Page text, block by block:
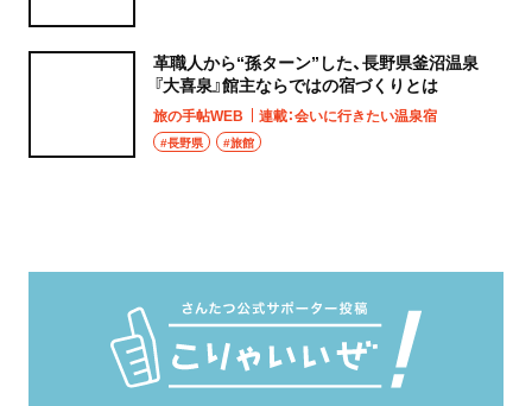
革職人から“孫ターン”した、長野県釜沼温泉
『大喜泉』館主ならではの宿づくりとは
旅の手帖WEB 連載：会いに行きたい温泉宿
#長野県 #旅館